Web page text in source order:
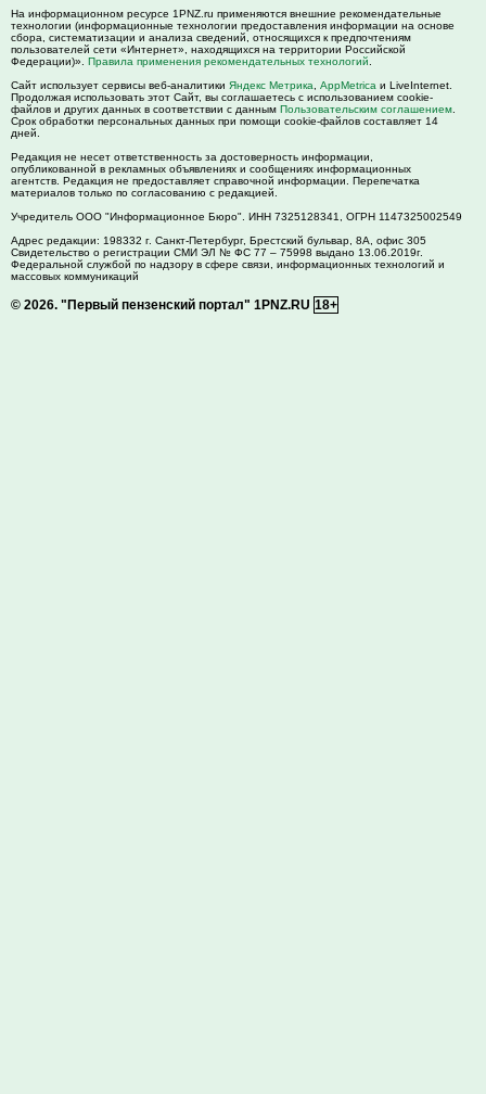
На информационном ресурсе 1PNZ.ru применяются внешние рекомендательные
технологии (информационные технологии предоставления информации на основе
сбора, систематизации и анализа сведений, относящихся к предпочтениям
пользователей сети «Интернет», находящихся на территории Российской
Федерации)». Правила применения рекомендательных технологий
Сайт использует сервисы веб-аналитики Яндекс Метрика AppMetrica и LiveInternet.
Продолжая использовать этот Сайт, вы соглашаетесь с использованием cookie-
файлов и других данных в соответствии с данным Пользовательским соглашением
Срок обработки персональных данных при помощи cookie-файлов составляет 14
дней.
Редакция не несет ответственность за достоверность информации,
опубликованной в рекламных объявлениях и сообщениях информационных
агентств. Редакция не предоставляет справочной информации. Перепечатка
материалов только по согласованию с редакцией.
Учредитель ООО "Информационное Бюро". ИНН 7325128341, ОГРН 1147325002549
Адрес редакции: 198332 г. Санкт-Петербург, Брестский бульвар, 8А, офис 305
Свидетельство о регистрации СМИ ЭЛ № ФС 77 – 75998 выдано 13.06.2019г.
Федеральной службой по надзору в сфере связи, информационных технологий и
массовых коммуникаций
© 2026. "Первый пензенский портал" 1PNZ.RU 18+